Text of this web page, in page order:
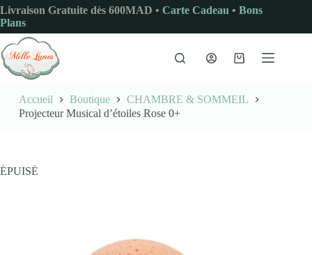
Passer
au
contenu
Livraison Gratuite dès 600MAD • Carte Cadeau • Bons
Plans
Panier
Accueil Boutique
CHAMBRE & SOMMEIL
Projecteur Musical d’étoiles Rose 0+
ÉPUISÉ